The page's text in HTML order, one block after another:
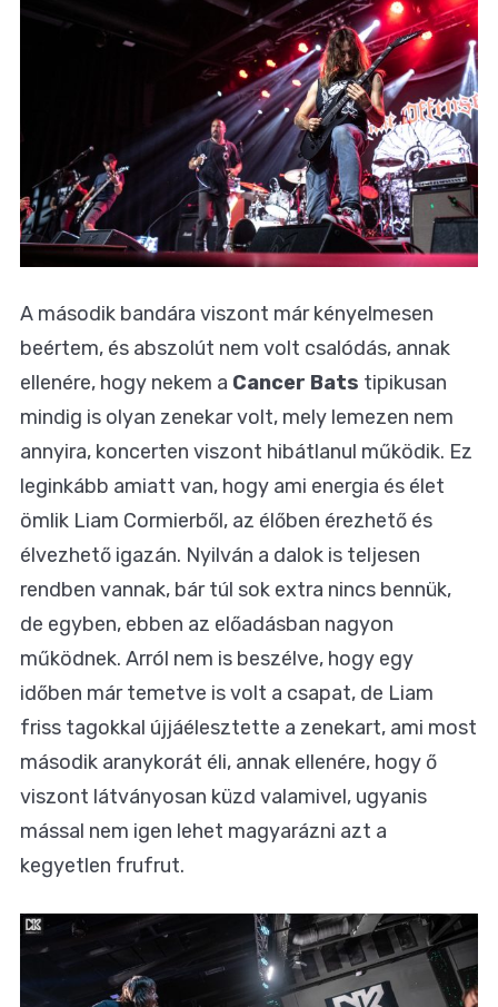
A második bandára viszont már kényelmesen
beértem, és abszolút nem volt csalódás, annak
ellenére, hogy nekem a Cancer Bats tipikusan
mindig is olyan zenekar volt, mely lemezen nem
annyira, koncerten viszont hibátlanul működik. Ez
leginkább amiatt van, hogy ami energia és élet
ömlik Liam Cormierből, az élőben érezhető és
élvezhető igazán. Nyilván a dalok is teljesen
rendben vannak, bár túl sok extra nincs bennük,
de egyben, ebben az előadásban nagyon
működnek. Arról nem is beszélve, hogy egy
időben már temetve is volt a csapat, de Liam
friss tagokkal újjáélesztette a zenekart, ami most
második aranykorát éli, annak ellenére, hogy ő
viszont látványosan küzd valamivel, ugyanis
mással nem igen lehet magyarázni azt a
kegyetlen frufrut.